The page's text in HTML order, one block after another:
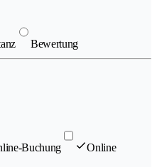
Bewertung
Buchung
Online